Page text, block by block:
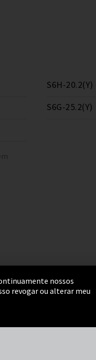
S6H-20.2(Y)
S6G-25.2(Y)
nossos
revogar ou alterar meu